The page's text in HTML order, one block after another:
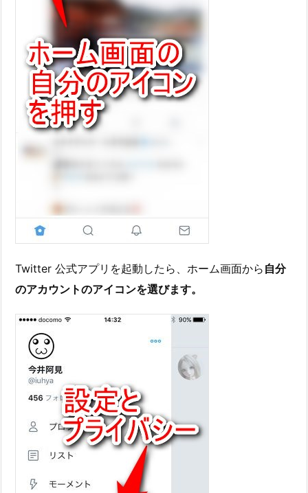
Twitter 公式アプリを起動したら、ホーム画面から 自分
のアカウントのアイコンを選びます。